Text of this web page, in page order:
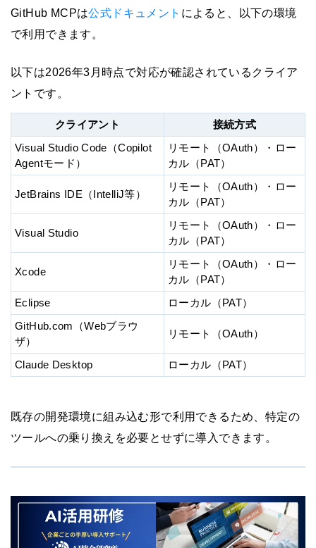
GitHub MCPは公式ドキュメント によると、以下の環境
で利用できます。
以下は2026年3月時点で対応が確認されているクライア
ントです。
クライアント
接続方式
Visual Studio Code（Copilot
Agentモード）
リモート（OAuth）・ロー
カル（PAT）
JetBrains IDE（IntelliJ等）
リモート（OAuth）・ロー
カル（PAT）
Visual Studio
リモート（OAuth）・ロー
カル（PAT）
Xcode
リモート（OAuth）・ロー
カル（PAT）
Eclipse
ローカル（PAT）
GitHub.com（Webブラウ
ザ）
リモート（OAuth）
Claude Desktop ローカル（PAT）
既存の開発環境に組み込む形で利用できるため、特定の
ツールへの乗り換えを必要とせずに導入できます。